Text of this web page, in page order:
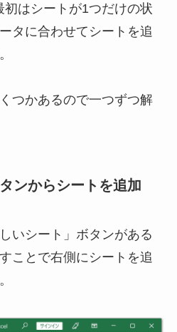
はシートが1つだけの状
タに合わせてシートを追
つかあるので一つずつ解
ンからシートを追加
いシート」ボタンがある
ことで右側にシートを追